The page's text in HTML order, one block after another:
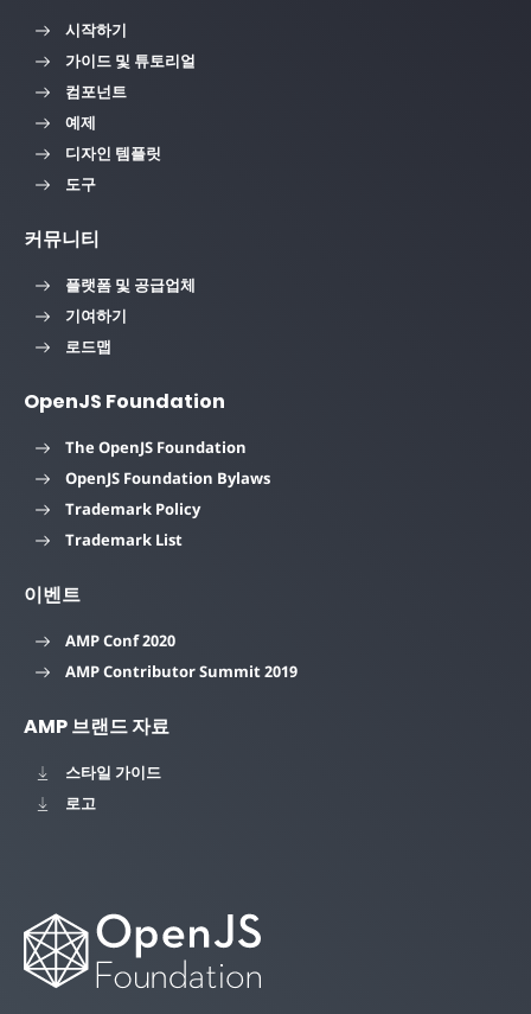
시작하기
가이드 및 튜토리얼
컴포넌트
예제
디자인 템플릿
도구
커뮤니티
플랫폼 및 공급업체
기여하기
로드맵
OpenJS Foundation
The OpenJS Foundation
OpenJS Foundation Bylaws
Trademark Policy
Trademark List
이벤트
AMP Conf 2020
AMP Contributor Summit 2019
AMP 브랜드 자료
스타일 가이드
로고